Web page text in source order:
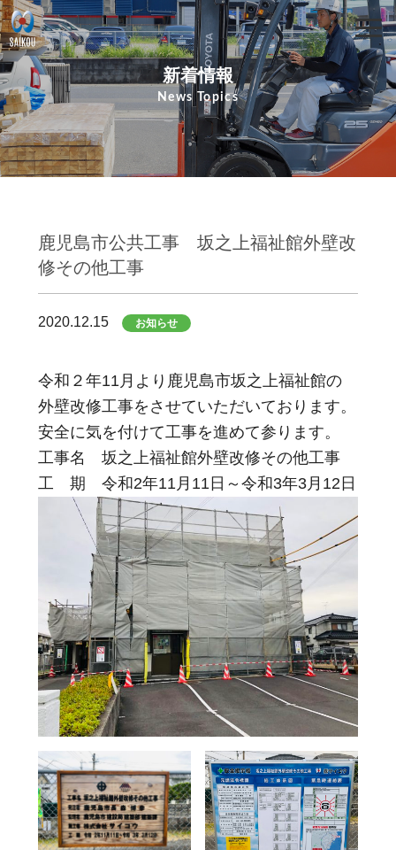
新着情報
News Topics
鹿児島市公共工事 坂之上福祉館外壁改
修その他工事
2020.12.15 お知らせ
令和２年11月より鹿児島市坂之上福祉館の
外壁改修工事をさせていただいております。
安全に気を付けて工事を進めて参ります。
工事名 坂之上福祉館外壁改修その他工事
工 期 令和2年11月11日～令和3年3月12日